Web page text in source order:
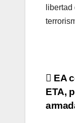
de
EA
ETA,